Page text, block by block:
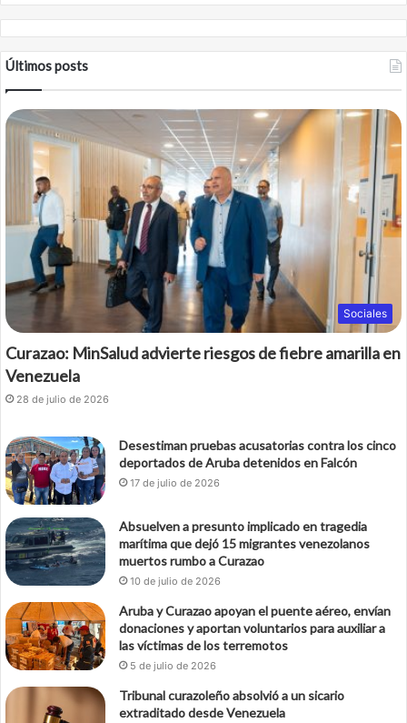
Últimos posts
Sociales
Curazao: MinSalud advierte riesgos de fiebre amarilla en
Venezuela
28 de julio de 2026
Desestiman pruebas acusatorias contra los cinco
deportados de Aruba detenidos en Falcón
17 de julio de 2026
Absuelven a presunto implicado en tragedia
marítima que dejó 15 migrantes venezolanos
muertos rumbo a Curazao
10 de julio de 2026
Aruba y Curazao apoyan el puente aéreo, envían
donaciones y aportan voluntarios para auxiliar a
las víctimas de los terremotos
5 de julio de 2026
Tribunal curazoleño absolvió a un sicario
extraditado desde Venezuela